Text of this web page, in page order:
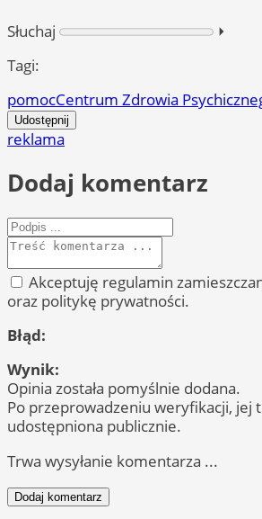
Słuchaj
⏵︎
Tagi:
pomocCentrum Zdrowia
Udostępnij
reklama
Dodaj komentarz
Akceptuję regulamin
oraz politykę prywatności.
Błąd:
Wynik:
Opinia została pomyślnie dodana.
Po przeprowadzeniu weryfikacji, jej
udostępniona publicznie.
Trwa wysyłanie komentarza ...
Dodaj komentarz